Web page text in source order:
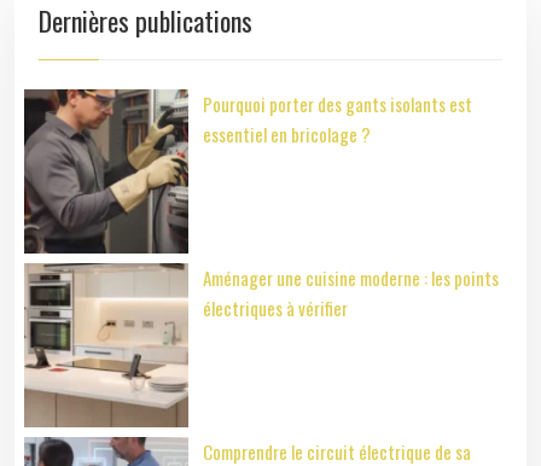
Dernières publications
Pourquoi porter des gants isolants est
essentiel en bricolage ?
Aménager une cuisine moderne : les points
électriques à vérifier
Comprendre le circuit électrique de sa